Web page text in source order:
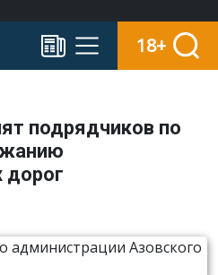
18+
подрядчиков по
дорог